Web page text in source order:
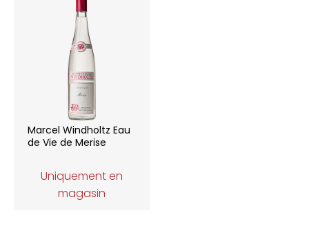
Marcel Windholtz Eau
de Vie de Merise
Uniquement en
magasin